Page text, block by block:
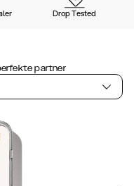
Drop Tested
partner